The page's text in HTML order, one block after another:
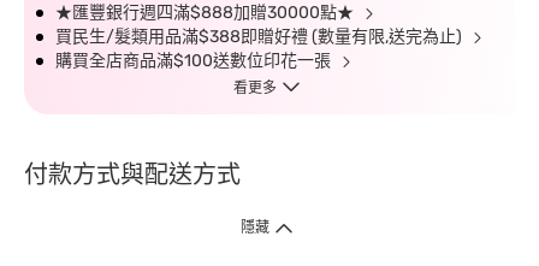
★匯豐銀行週四滿$888加贈30000點★
買民生/髮類用品滿$388即贈好禮 (數量有限,送完為止)
購買全店商品滿$100送數位印花一張
看更多
付款方式與配送方式
隱藏